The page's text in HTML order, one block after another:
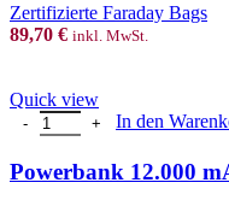
Zertifizierte Faraday Bags
89,70 € inkl. MwSt.
Quick view
Powerbank 12.000 mAh
In den
Powerbank 12.000